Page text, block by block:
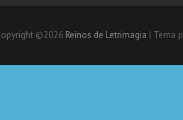
©2026 Reinos de Letrimagia | Tema